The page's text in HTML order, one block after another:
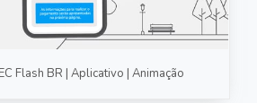
Flash BR | Aplicativo | Animação